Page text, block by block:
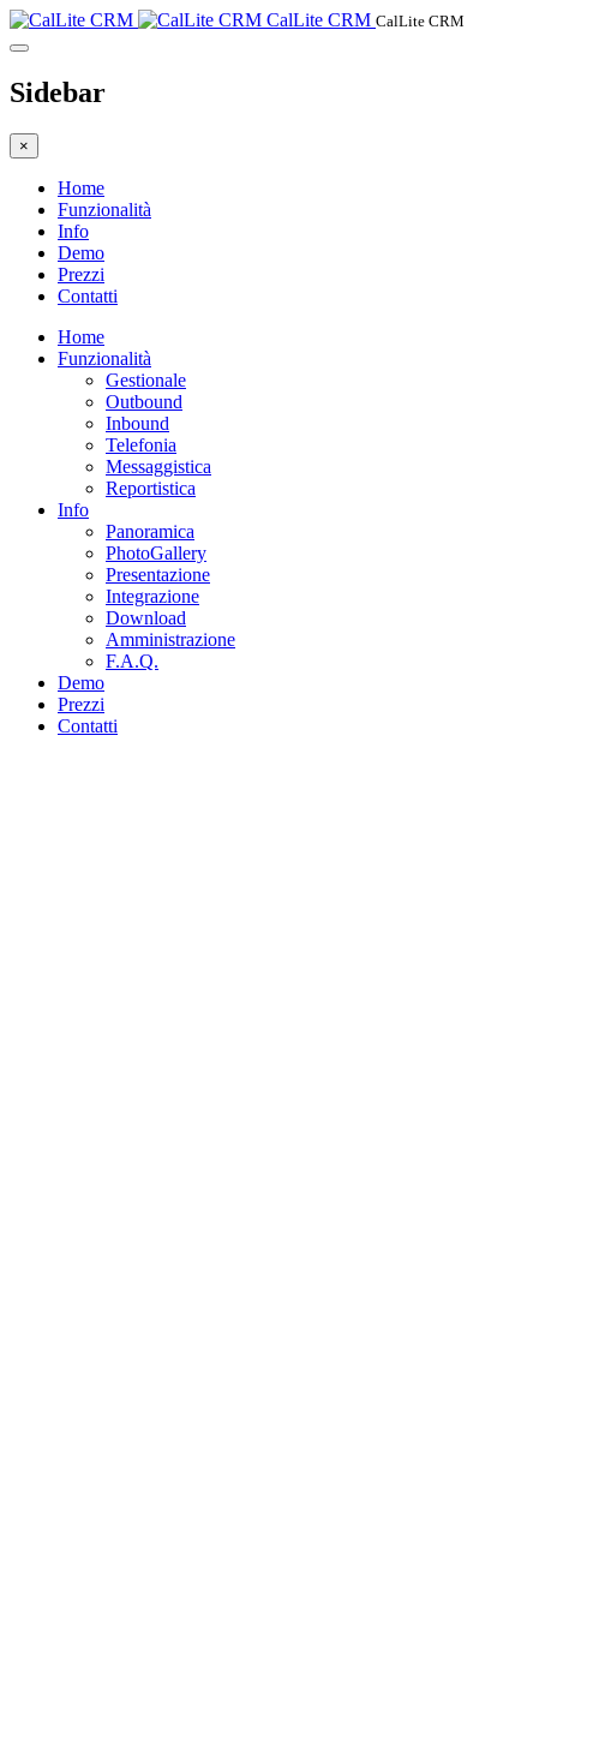
CalLite CRM CalLite CRM
Sidebar
×
Home
Funzionalità
Info
Demo
Prezzi
Contatti
Home
Funzionalità
Gestionale
Outbound
Inbound
Telefonia
Messaggistica
Reportistica
Info
Panoramica
PhotoGallery
Presentazione
Integrazione
Download
Amministrazione
F.A.Q.
Demo
Prezzi
Contatti